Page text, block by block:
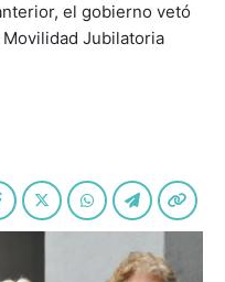
el gobierno vetó
Jubilatoria